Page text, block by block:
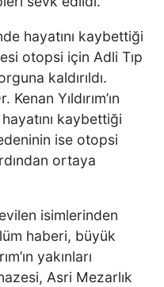
YÖNETMEN EZEL
ŞOK OPERASYON!
GÖZALTINA
ÇARPIŞMANIN
SAVRULDU! 5
HASAR GÖRDÜ
ERDOĞAN, SON
ÜYE VE ESNAF
DEVAM
hayatını kaybettiği
otopsi için Adli Tıp
kaldırıldı.
Yıldırım’ın
kaybettiği
ise otopsi
ortaya
isimlerinden
haberi, büyük
yakınları
Asri Mezarlık